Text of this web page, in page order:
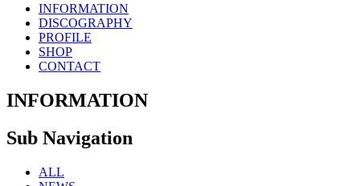
INFORMATION
DISCOGRAPHY
PROFILE
SHOP
CONTACT
INFORMATION
Sub Navigation
ALL